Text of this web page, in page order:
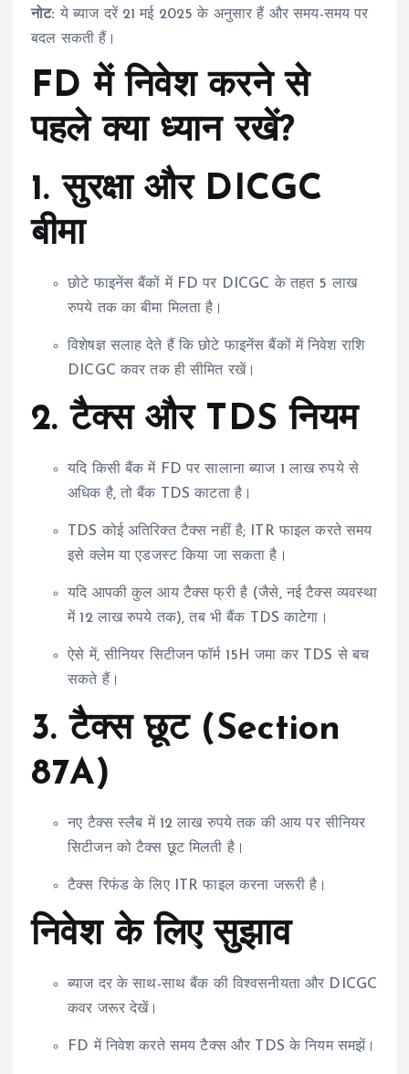
नोट: ये ब्याज दरें 21 मई 2025 के अनुसार हैं और समय-समय पर
बदल सकती हैं।
FD में निवेश करने से
पहले क्या ध्यान रखें?
1. सुरक्षा और DICGC
बीमा
छोटे फाइनेंस बैंकों में FD पर DICGC के तहत 5 लाख
रुपये तक का बीमा मिलता है।
विशेषज्ञ सलाह देते हैं कि छोटे फाइनेंस बैंकों में निवेश राशि
DICGC कवर तक ही सीमित रखें।
2. टैक्स और TDS नियम
यदि किसी बैंक में FD पर सालाना ब्याज 1 लाख रुपये से
अधिक है, तो बैंक TDS काटता है।
TDS कोई अतिरिक्त टैक्स नहीं है; ITR फाइल करते समय
इसे क्लेम या एडजस्ट किया जा सकता है।
यदि आपकी कुल आय टैक्स फ्री है (जैसे, नई टैक्स व्यवस्था
में 12 लाख रुपये तक), तब भी बैंक TDS काटेगा।
ऐसे में, सीनियर सिटीजन फॉर्म 15H जमा कर TDS से बच
सकते हैं।
3. टैक्स छूट (Section
87A)
नए टैक्स स्लैब में 12 लाख रुपये तक की आय पर सीनियर
सिटीजन को टैक्स छूट मिलती है।
टैक्स रिफंड के लिए ITR फाइल करना जरूरी है।
निवेश के लिए सुझाव
ब्याज दर के साथ-साथ बैंक की विश्वसनीयता और DICGC
कवर जरूर देखें।
FD में निवेश करते समय टैक्स और TDS के नियम समझें।